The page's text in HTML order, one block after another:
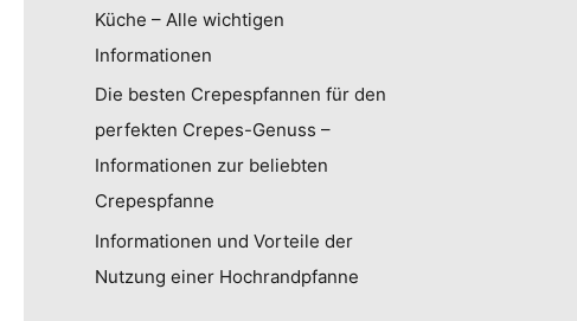
Küche – Alle wichtigen
Informationen
Die besten Crepespfannen für den
perfekten Crepes-Genuss –
Informationen zur beliebten
Crepespfanne
Informationen und Vorteile der
Nutzung einer Hochrandpfanne